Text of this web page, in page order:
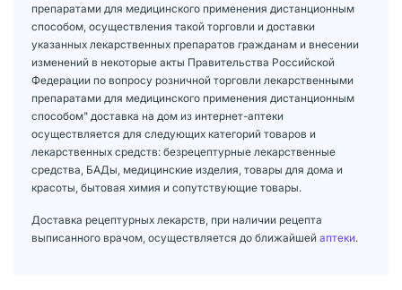
препаратами для медицинского применения дистанционным
способом, осуществления такой торговли и доставки
указанных лекарственных препаратов гражданам и внесении
изменений в некоторые акты Правительства Российской
Федерации по вопросу розничной торговли лекарственными
препаратами для медицинского применения дистанционным
способом" доставка на дом из интернет-аптеки
осуществляется для следующих категорий товаров и
лекарственных средств: безрецептурные лекарственные
средства, БАДы, медицинские изделия, товары для дома и
красоты, бытовая химия и сопутствующие товары.
Доставка рецептурных лекарств, при наличии рецепта
выписанного врачом, осуществляется до ближайшей аптеки.